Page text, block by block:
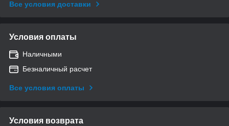
Все условия доставки
Условия оплаты
Наличными
Безналичный расчет
Все условия оплаты
Условия возврата